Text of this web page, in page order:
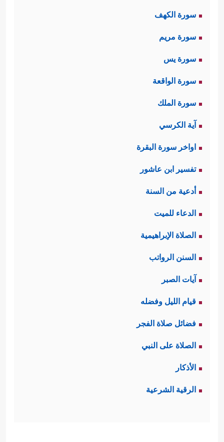
سورة الكهف
سورة مريم
سورة يس
سورة الواقعة
سورة الملك
آية الكرسي
اواخر سورة البقرة
تفسير ابن عاشور
أدعية من السنة
الدعاء للميت
الصلاة الإبراهيمية
السنن الرواتب
آيات الصبر
قيام الليل وفضله
فضائل صلاة الفجر
الصلاة على النبي
الأذكار
الرقية الشرعية